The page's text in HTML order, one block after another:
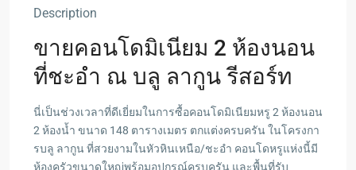
Description
ขายคอนโดมิเนียม 2 ห้องนอน
ที่ชะอำ ณ บลู ลากูน รีสอร์ท
นี่เป็นช่วงเวลาที่ดีเยี่ยมในการซื้อคอนโดมิเนียมหรู 2 ห้องนอน
2 ห้องน้ำ ขนาด 148 ตารางเมตร ตกแต่งครบครัน ในโครงกา
รบลู ลากูน ที่สวยงามในหัวหินเหนือ/ชะอำ คอนโดหรูแห่งนี้มี
ห้องครัวขนาดใหญ่พร้อมอุปกรณ์ครบครัน และพื้นที่รับ